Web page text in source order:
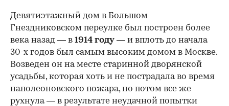
Девятиэтажный дом в Большом
Гнездниковском переулке был построен более
века назад — в 1914 году — и вплоть до начала
30-х годов был самым высоким домом в Москве.
Возведен он на месте старинной дворянской
усадьбы, которая хоть и не пострадала во время
наполеоновского пожара, но потом все же
рухнула — в результате неудачной попытки